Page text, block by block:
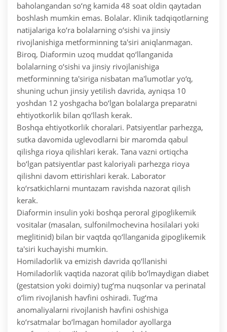
baholangandan so‘ng kamida 48 soat oldin qaytadan
boshlash mumkin emas. Bolalar. Klinik tadqiqotlarning
natijalariga ko‘ra bolalarning o‘sishi va jinsiy
rivojlanishiga metforminning ta'siri aniqlanmagan.
Biroq, Diaformin uzoq muddat qo‘llanganida
bolalarning o‘sishi va jinsiy rivojlanishiga
metforminning ta'siriga nisbatan ma'lumotlar yo‘q,
shuning uchun jinsiy yetilish davrida, ayniqsa 10
yoshdan 12 yoshgacha bo‘lgan bolalarga preparatni
ehtiyotkorlik bilan qo‘llash kerak.
Boshqa ehtiyotkorlik choralari. Patsiyentlar parhezga,
sutka davomida uglevodlarni bir maromda qabul
qilishga rioya qilishlari kerak. Tana vazni ortiqcha
bo‘lgan patsiyentlar past kaloriyali parhezga rioya
qilishni davom ettirishlari kerak. Laborator
ko‘rsatkichlarni muntazam ravishda nazorat qilish
kerak.
Diaformin insulin yoki boshqa peroral gipoglikemik
vositalar (masalan, sulfonilmochevina hosilalari yoki
meglitinid) bilan bir vaqtda qo‘llanganida gipoglikemik
ta'siri kuchayishi mumkin.
Homiladorlik va emizish davrida qo‘llanishi
Homiladorlik vaqtida nazorat qilib bo‘lmaydigan diabet
(gestatsion yoki doimiy) tug‘ma nuqsonlar va perinatal
o‘lim rivojlanish havfini oshiradi. Tug‘ma
anomaliyalarni rivojlanish havfini oshishiga
ko‘rsatmalar bo‘lmagan homilador ayollarga